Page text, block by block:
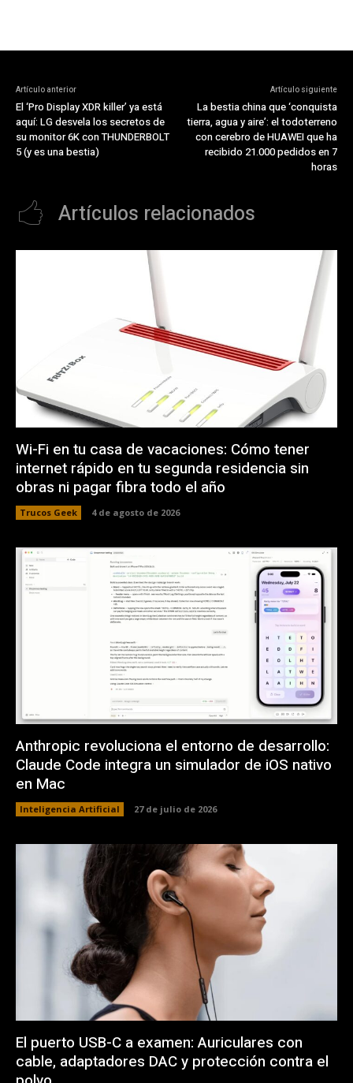
Artículo anterior
El ‘Pro Display XDR killer’ ya está
aquí: LG desvela los secretos de
su monitor 6K con THUNDERBOLT
5 (y es una bestia)
Artículo siguiente
La bestia china que ‘conquista
tierra, agua y aire’: el todoterreno
con cerebro de HUAWEI que ha
recibido 21.000 pedidos en 7
horas
Artículos relacionados
Wi-Fi en tu casa de vacaciones: Cómo tener
internet rápido en tu segunda residencia sin
obras ni pagar fibra todo el año
Trucos Geek 4 de agosto de 2026
Anthropic revoluciona el entorno de desarrollo:
Claude Code integra un simulador de iOS nativo
en Mac
Inteligencia Artificial 27 de julio de 2026
El puerto USB-C a examen: Auriculares con
cable, adaptadores DAC y protección contra el